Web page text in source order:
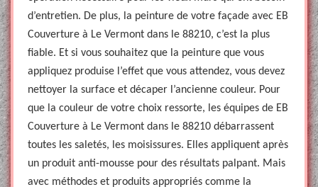
d’entretien. De plus, la peinture de votre façade avec EB
Couverture à Le Vermont dans le 88210, c’est la plus
fiable. Et si vous souhaitez que la peinture que vous
appliquez produise l’effet que vous attendez, vous devez
nettoyer la surface et décaper l’ancienne couleur. Pour
que la couleur de votre choix ressorte, les équipes de EB
Couverture à Le Vermont dans le 88210 débarrassent
toutes les saletés, les moisissures. Elles appliquent après
un produit anti-mousse pour des résultats palpant. Mais
avec méthodes et produits appropriés comme la